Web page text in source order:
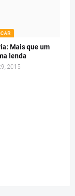
Mais que um
lenda
2015